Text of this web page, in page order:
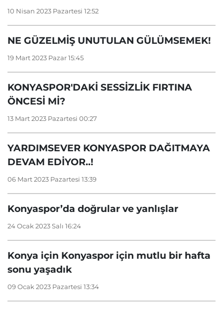
10 Nisan 2023 Pazartesi 12:52
NE GÜZELMİŞ UNUTULAN GÜLÜMSEMEK!
19 Mart 2023 Pazar 15:45
KONYASPOR'DAKİ SESSİZLİK FIRTINA
ÖNCESİ Mİ?
13 Mart 2023 Pazartesi 00:27
YARDIMSEVER KONYASPOR DAĞITMAYA
DEVAM EDİYOR..!
06 Mart 2023 Pazartesi 13:39
Konyaspor’da doğrular ve yanlışlar
24 Ocak 2023 Salı 16:24
Konya için Konyaspor için mutlu bir hafta
sonu yaşadık
09 Ocak 2023 Pazartesi 13:34